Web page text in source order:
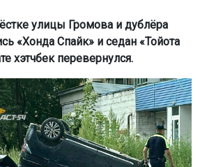
улицы Громова и дублёра
«Хонда Спайк» и седан «Тойота
хэтчбек перевернулся.